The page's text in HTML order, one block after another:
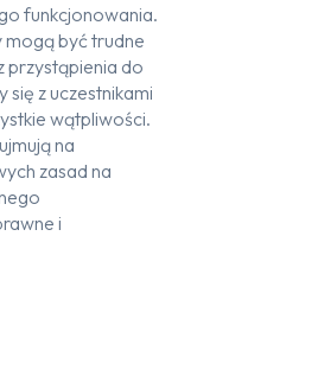
funkcjonowania.
mogą być trudne
przystąpienia do
z uczestnikami
wątpliwości.
na
zasad na
i